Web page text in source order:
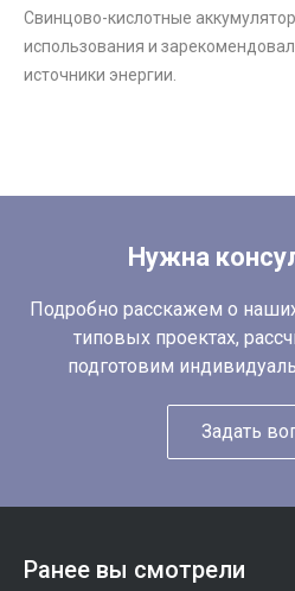
Свинцово-кислотные
использования и
источники энергии.
Нужна
Подробно расскажем о
типовых проектах,
подготовим
Задать
Ранее вы смотрели